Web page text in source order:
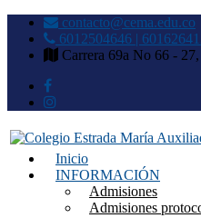
contacto@cema.edu.co
6012504646 |
Carrera 69a No 66 -
Colegio
Inicio
INFORMACIÓN
Admisiones
Admisiones